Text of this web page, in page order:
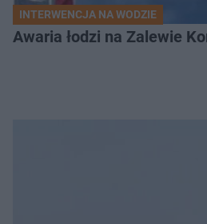
INTERWENCJA NA WODZIE
Awaria łodzi na Zalewie